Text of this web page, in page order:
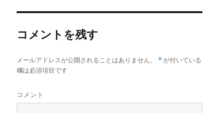
コメントを残す
メールアドレスが公開されることはありません。 * が付いている
欄は必須項目です
コメント